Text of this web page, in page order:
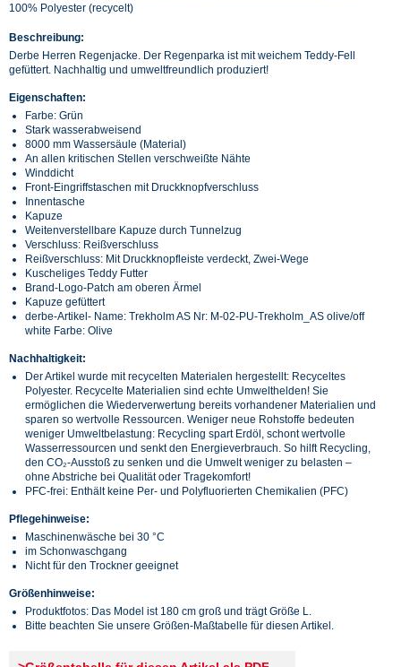
100% Polyester (recycelt)
Beschreibung:
Derbe Herren Regenjacke. Der Regenparka ist mit weichem Teddy-Fell
gefüttert. Nachhaltig und umweltfreundlich produziert!
Eigenschaften:
Farbe: Grün
Stark wasserabweisend
8000 mm Wassersäule (Material)
An allen kritischen Stellen verschweißte Nähte
Winddicht
Front-Eingriffstaschen mit Druckknopfverschluss
Innentasche
Kapuze
Weitenverstellbare Kapuze durch Tunnelzug
Verschluss: Reißverschluss
Reißverschluss: Mit Druckknopfleiste verdeckt, Zwei-Wege
Kuscheliges Teddy Futter
Brand-Logo-Patch am oberen Ärmel
Kapuze gefüttert
derbe-Artikel- Name: Trekholm AS Nr: M-02-PU-Trekholm_AS olive/off
white Farbe: Olive
Nachhaltigkeit:
Der Artikel wurde mit recycelten Materialen hergestellt: Recyceltes
Polyester. Recycelte Materialien sind echte Umwelthelden! Sie
ermöglichen die Wiederverwertung bereits vorhandener Materialien und
sparen so wertvolle Ressourcen. Weniger neue Rohstoffe bedeuten
weniger Umweltbelastung: Recycling spart Erdöl, schont wertvolle
Wasserressourcen und senkt den Energieverbrauch. So hilft Recycling,
den CO₂-Ausstoß zu senken und die Umwelt weniger zu belasten –
ohne Abstriche bei Qualität oder Tragekomfort!
PFC-frei: Enthält keine Per- und Polyfluorierten Chemikalien (PFC)
Pflegehinweise:
Maschinenwäsche bei 30 °C
im Schonwaschgang
Nicht für den Trockner geeignet
Größenhinweise:
Produktfotos: Das Model ist 180 cm groß und trägt Größe L.
Bitte beachten Sie unsere Größen-Maßtabelle für diesen Artikel.